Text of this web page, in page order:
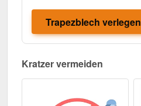
Trapezblech verlegen
Kratzer vermeiden